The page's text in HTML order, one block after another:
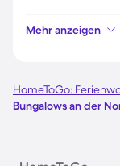
Bungalows auf
Bungalows in
Mehr anzeigen
HomeToGo:
Bungalows an der